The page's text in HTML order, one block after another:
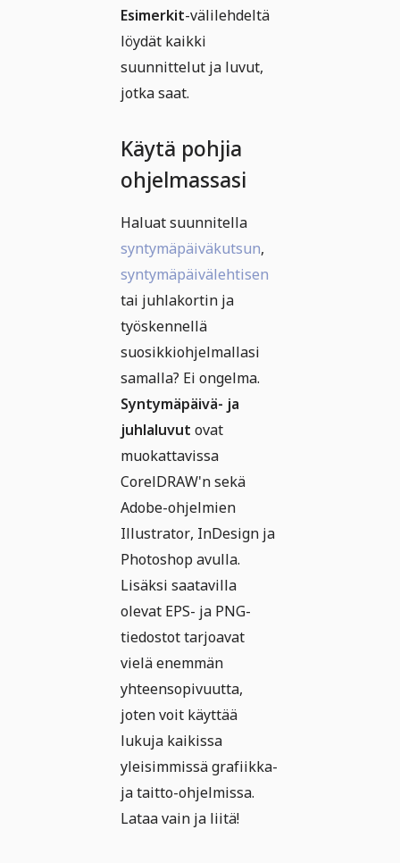
Esimerkit-välilehdeltä
löydät kaikki
suunnittelut ja luvut,
jotka saat.
Käytä pohjia
ohjelmassasi
Haluat suunnitella
syntymäpäiväkutsun,
syntymäpäivälehtisen
tai juhlakortin ja
työskennellä
suosikkiohjelmallasi
samalla? Ei ongelma.
Syntymäpäivä- ja
juhlaluvut ovat
muokattavissa
CorelDRAW'n sekä
Adobe-ohjelmien
Illustrator, InDesign ja
Photoshop avulla.
Lisäksi saatavilla
olevat EPS- ja PNG-
tiedostot tarjoavat
vielä enemmän
yhteensopivuutta,
joten voit käyttää
lukuja kaikissa
yleisimmissä grafiikka-
ja taitto-ohjelmissa.
Lataa vain ja liitä!